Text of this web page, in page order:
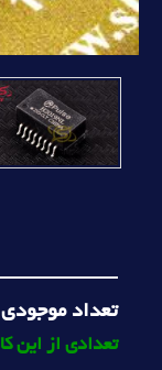
تعداد
تعدادی از این